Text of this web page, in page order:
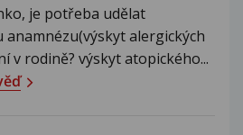
je potřeba udělat
alergických
v rodině? výskyt atopického...